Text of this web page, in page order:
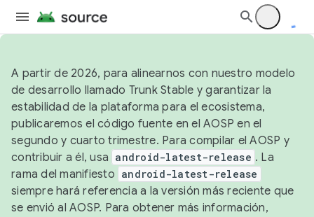
A partir de 2026, para alinearnos con nuestro modelo
de desarrollo llamado Trunk Stable y garantizar la
estabilidad de la plataforma para el ecosistema,
publicaremos el código fuente en el AOSP en el
segundo y cuarto trimestre. Para compilar el AOSP y
contribuir a él, usa android-latest-release . La
rama del manifiesto android-latest-release
siempre hará referencia a la versión más reciente que
se envió al AOSP. Para obtener más información,